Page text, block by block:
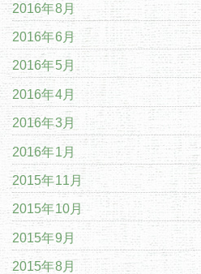
2016年8月
2016年6月
2016年5月
2016年4月
2016年3月
2016年1月
2015年11月
2015年10月
2015年9月
2015年8月